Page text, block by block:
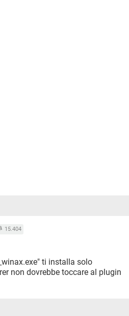
15.404
ti installa solo
non dovrebbe toccare al plugin